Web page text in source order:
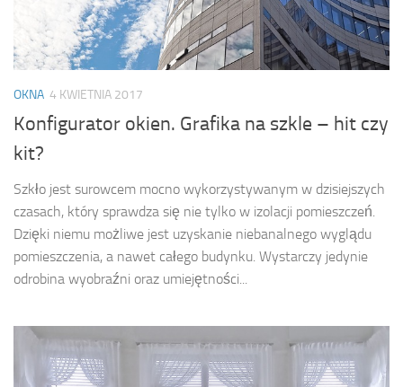
OKNA 4 KWIETNIA 2017
Konfigurator okien. Grafika na szkle – hit czy
kit?
Szkło jest surowcem mocno wykorzystywanym w dzisiejszych
czasach, który sprawdza się nie tylko w izolacji pomieszczeń.
Dzięki niemu możliwe jest uzyskanie niebanalnego wyglądu
pomieszczenia, a nawet całego budynku. Wystarczy jedynie
odrobina wyobraźni oraz umiejętności...